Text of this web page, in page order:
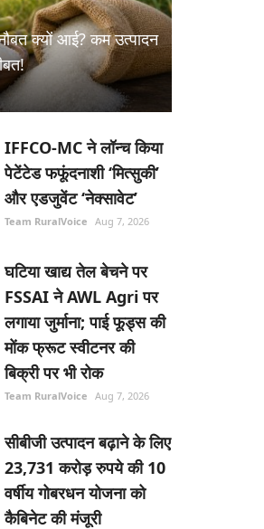
क्यों आई? कम उत्पादन
IFFCO-MC ने लॉन्च किया
पेटेंटेड फफूंदनाशी ‘मित्सुकी’
और एडजुवेंट ‘नेक्सावेट’
Team RuralVoice Aug 7, 2026
घटिया खाद्य तेल बेचने पर
FSSAI ने AWL Agri पर
लगाया जुर्माना; पाई फूड्स की
मोंक फ्रूट स्वीटनर की
बिक्री पर भी रोक
Team RuralVoice Aug 7, 2026
सीबीजी उत्पादन बढ़ाने के लिए
23,731 करोड़ रुपये की 10
वर्षीय गोबरधन योजना को
कैबिनेट की मंजूरी